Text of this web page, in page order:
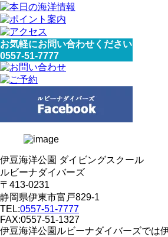
お気軽にお問い合わせください
0557-51-7777
伊豆海洋公園 ダイビングスクール
ルビーナダイバーズ
〒413-0231
静岡県伊東市富戸829-1
TEL:0557-51-7777
FAX:0557-51-1327
伊豆海洋公園ルビーナダイバーズでは